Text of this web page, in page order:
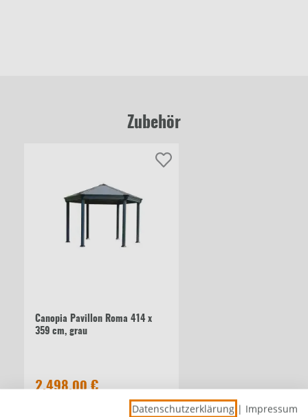
Zubehör
Canopia Pavillon Roma 414 x
359 cm, grau
2.498,00 €
Datenschutzerklärung | Impressum